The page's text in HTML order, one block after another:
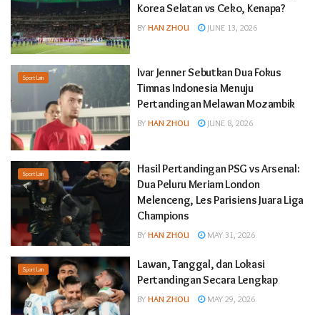
Korea Selatan vs Ceko, Kenapa?
BY HAN ZHOU JUNE 13, 2026
Sport Lain
Ivar Jenner Sebutkan Dua Fokus
Timnas Indonesia Menuju
Pertandingan Melawan Mozambik
BY HAN ZHOU JUNE 8, 2026
Sport Lain
Hasil Pertandingan PSG vs Arsenal:
Dua Peluru Meriam London
Melenceng, Les Parisiens Juara Liga
Champions
BY HAN ZHOU MAY 31, 2026
Sport Lain
Lawan, Tanggal, dan Lokasi
Pertandingan Secara Lengkap
BY HAN ZHOU MAY 29, 2026